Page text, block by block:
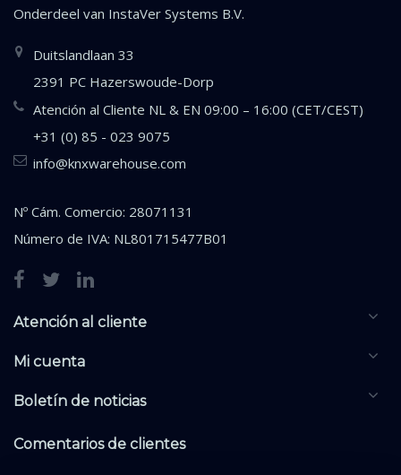
Onderdeel van InstaVer Systems B.V.
Duitslandlaan 33
2391 PC Hazerswoude-Dorp
Atención al Cliente NL & EN 09:00 – 16:00 (CET/CEST)
+31 (0) 85 - 023 9075
info@knxwarehouse.com
Nº Cám. Comercio: 28071131
Número de IVA: NL801715477B01
Atención al cliente
Mi cuenta
Boletín de noticias
Comentarios de clientes